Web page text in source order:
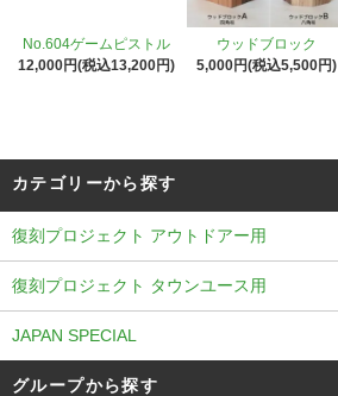
No.604ゲームピストル
12,000円(税込13,200円)
ウッドブロック
5,000円(税込5,500円)
カテゴリーから探す
復刻プロジェクト アウトドアー用
復刻プロジェクト タウンユース用
JAPAN SPECIAL
グループから探す